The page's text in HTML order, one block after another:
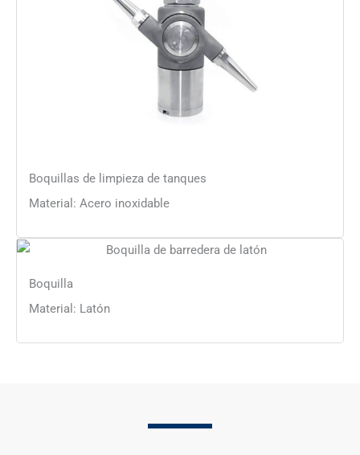
Boquillas de limpieza de tanques
Material: Acero inoxidable
Boquilla
Material: Latón